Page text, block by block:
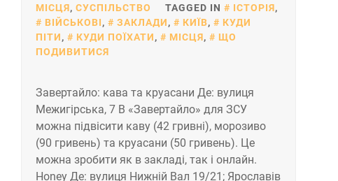
МІСЦЯ, СУСПІЛЬСТВО TAGGED IN ІСТОРІЯ,
ВІЙСЬКОВІ, ЗАКЛАДИ, КИЇВ,
КУДИ
ПІТИ, КУДИ ПОЇХАТИ, МІСЦЯ,
ЩО
ПОДИВИТИСЯ
Завертайло: кава та круасани Де: вулиця
Межигірська, 7 В «Завертайло» для ЗСУ
можна підвісити каву (42 гривні), морозиво
(90 гривень) та круасани (50 гривень). Це
можна зробити як в закладі, так і онлайн.
Honey Де: вулиця Нижній Вал 19/21; Ярославів